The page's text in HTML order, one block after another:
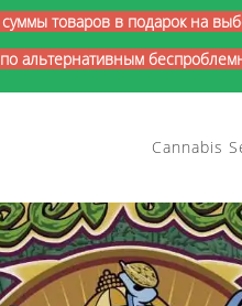
суммы товаров в подарок на
альтернативным
Cannabis